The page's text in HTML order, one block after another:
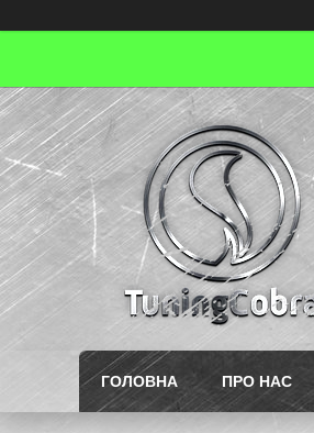
ГОЛОВНА ПРО НАС